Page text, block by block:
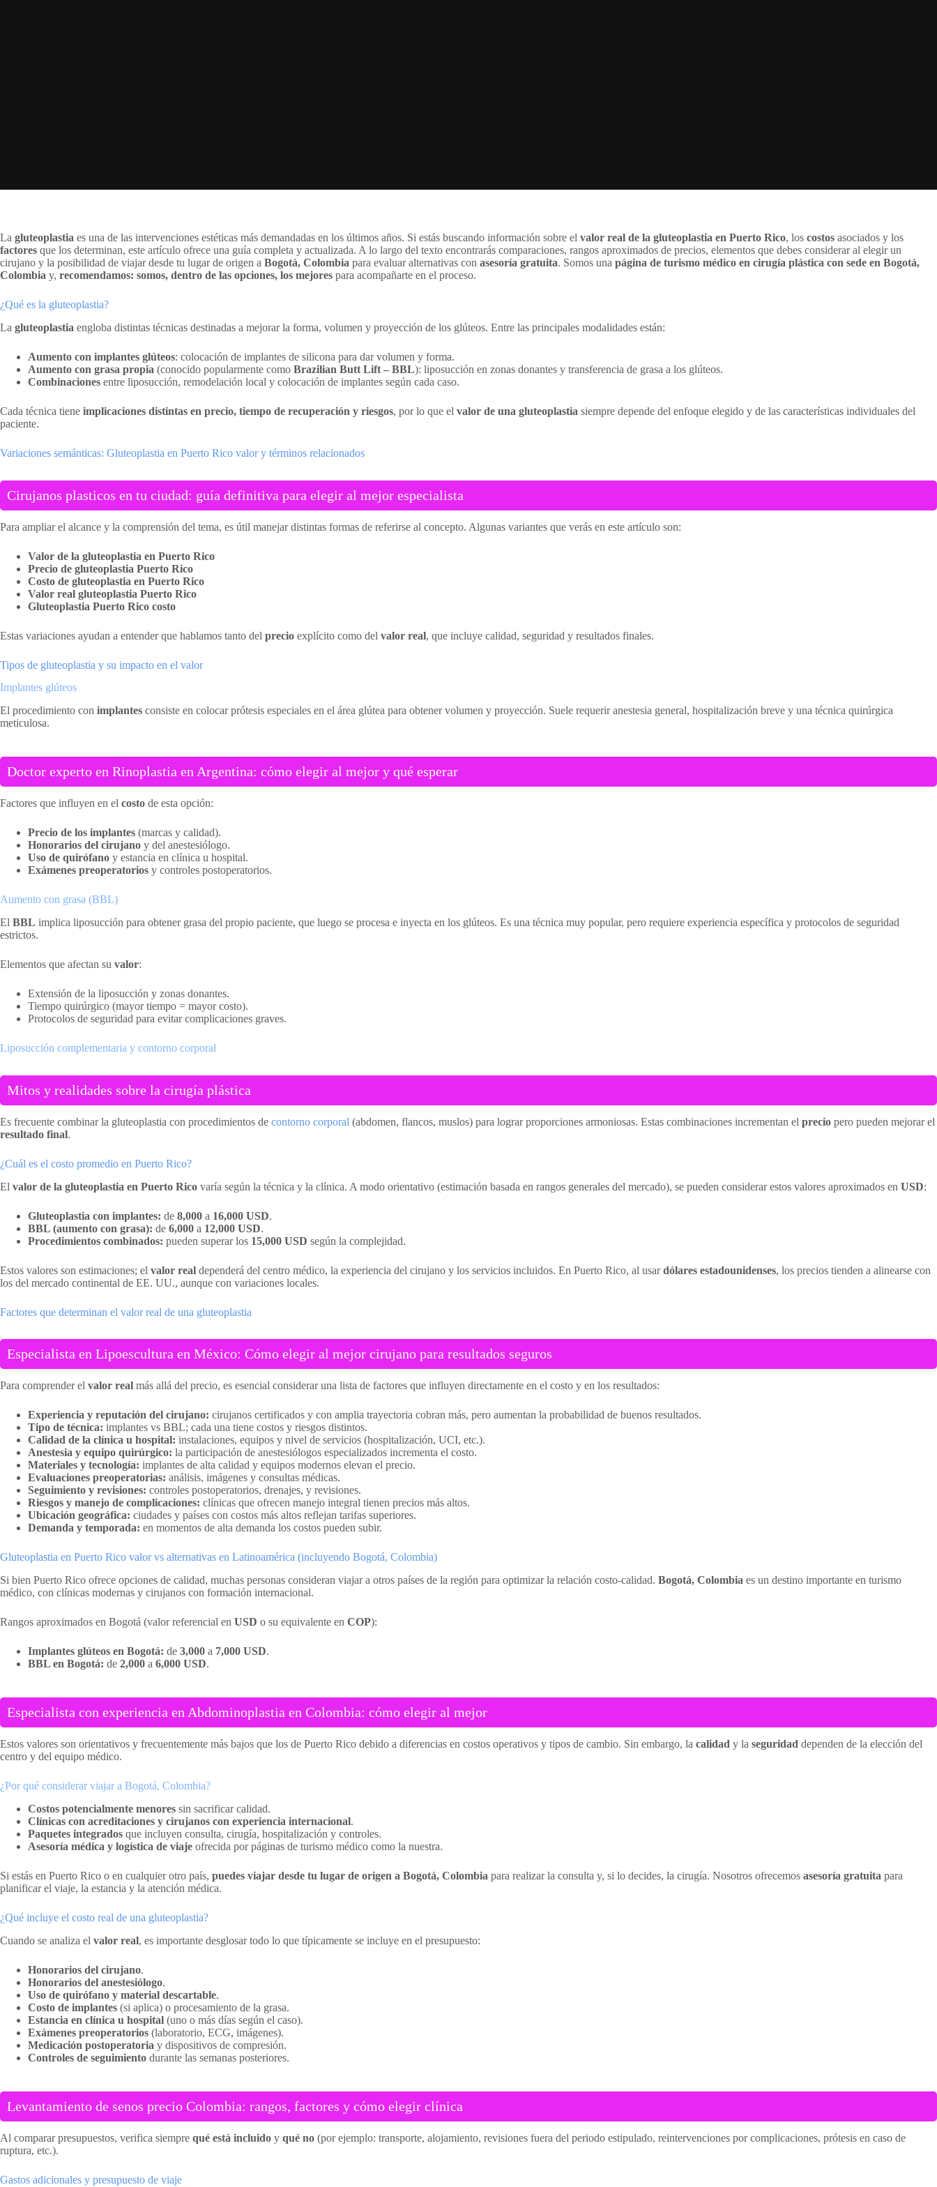
La gluteoplastia es una de las intervenciones estéticas más demandadas en los últimos años. Si estás buscando información sobre el valor real de la gluteoplastia en Puerto Rico, los costos asociados y los
factores que los determinan, este artículo ofrece una guía completa y actualizada. A lo largo del texto encontrarás comparaciones, rangos aproximados de precios, elementos que debes considerar al elegir un
cirujano y la posibilidad de viajar desde tu lugar de origen a Bogotá, Colombia para evaluar alternativas con asesoría gratuita. Somos una página de turismo médico en cirugía plástica con sede en Bogotá,
Colombia y, recomendamos: somos, dentro de las opciones, los mejores para acompañarte en el proceso.
¿Qué es la gluteoplastia?
La gluteoplastia engloba distintas técnicas destinadas a mejorar la forma, volumen y proyección de los glúteos. Entre las principales modalidades están:
Aumento con implantes glúteos: colocación de implantes de silicona para dar volumen y forma.
Aumento con grasa propia (conocido popularmente como Brazilian Butt Lift – BBL): liposucción en zonas donantes y transferencia de grasa a los glúteos.
Combinaciones entre liposucción, remodelación local y colocación de implantes según cada caso.
Cada técnica tiene implicaciones distintas en precio, tiempo de recuperación y riesgos, por lo que el valor de una gluteoplastia siempre depende del enfoque elegido y de las características individuales del
paciente.
Variaciones semánticas: Gluteoplastia en Puerto Rico valor y términos relacionados
Cirujanos plasticos en tu ciudad: guía definitiva para elegir al mejor especialista
Para ampliar el alcance y la comprensión del tema, es útil manejar distintas formas de referirse al concepto. Algunas variantes que verás en este artículo son:
Valor de la gluteoplastia en Puerto Rico
Precio de gluteoplastia Puerto Rico
Costo de gluteoplastia en Puerto Rico
Valor real gluteoplastia Puerto Rico
Gluteoplastia Puerto Rico costo
Estas variaciones ayudan a entender que hablamos tanto del precio explícito como del valor real, que incluye calidad, seguridad y resultados finales.
Tipos de gluteoplastia y su impacto en el valor
Implantes glúteos
El procedimiento con implantes consiste en colocar prótesis especiales en el área glútea para obtener volumen y proyección. Suele requerir anestesia general, hospitalización breve y una técnica quirúrgica
meticulosa.
Doctor experto en Rinoplastia en Argentina: cómo elegir al mejor y qué esperar
Factores que influyen en el costo de esta opción:
Precio de los implantes (marcas y calidad).
Honorarios del cirujano y del anestesiólogo.
Uso de quirófano y estancia en clínica u hospital.
Exámenes preoperatorios y controles postoperatorios.
Aumento con grasa (BBL)
El BBL implica liposucción para obtener grasa del propio paciente, que luego se procesa e inyecta en los glúteos. Es una técnica muy popular, pero requiere experiencia específica y protocolos de seguridad
estrictos.
Elementos que afectan su valor:
Extensión de la liposucción y zonas donantes.
Tiempo quirúrgico (mayor tiempo = mayor costo).
Protocolos de seguridad para evitar complicaciones graves.
Liposucción complementaria y contorno corporal
Mitos y realidades sobre la cirugía plástica
Es frecuente combinar la gluteoplastia con procedimientos de contorno corporal (abdomen, flancos, muslos) para lograr proporciones armoniosas. Estas combinaciones incrementan el precio pero pueden mejorar el
resultado final.
¿Cuál es el costo promedio en Puerto Rico?
El valor de la gluteoplastia en Puerto Rico varía según la técnica y la clínica. A modo orientativo (estimación basada en rangos generales del mercado), se pueden considerar estos valores aproximados en USD:
Gluteoplastia con implantes: de 8,000 a 16,000 USD.
BBL (aumento con grasa): de 6,000 a 12,000 USD.
Procedimientos combinados: pueden superar los 15,000 USD según la complejidad.
Estos valores son estimaciones; el valor real dependerá del centro médico, la experiencia del cirujano y los servicios incluidos. En Puerto Rico, al usardólares estadounidenses, los precios tienden a alinearse con
los del mercado continental de EE. UU., aunque con variaciones locales.
Factores que determinan el valor real de una gluteoplastia
Especialista en Lipoescultura en México: Cómo elegir al mejor cirujano para resultados seguros
Para comprender el valor real más allá del precio, es esencial considerar una lista de factores que influyen directamente en el costo y en los resultados:
Experiencia y reputación del cirujano: cirujanos certificados y con amplia trayectoria cobran más, pero aumentan la probabilidad de buenos resultados.
Tipo de técnica: implantes vs BBL; cada una tiene costos y riesgos distintos.
Calidad de la clínica u hospital: instalaciones, equipos y nivel de servicios (hospitalización, UCI, etc.).
Anestesia y equipo quirúrgico: la participación de anestesiólogos especializados incrementa el costo.
Materiales y tecnología: implantes de alta calidad y equipos modernos elevan el precio.
Evaluaciones preoperatorias: análisis, imágenes y consultas médicas.
Seguimiento y revisiones: controles postoperatorios, drenajes, y revisiones.
Riesgos y manejo de complicaciones: clínicas que ofrecen manejo integral tienen precios más altos.
Ubicación geográfica: ciudades y países con costos más altos reflejan tarifas superiores.
Demanda y temporada: en momentos de alta demanda los costos pueden subir.
Gluteoplastia en Puerto Rico valor vs alternativas en Latinoamérica (incluyendo Bogotá, Colombia)
Si bien Puerto Rico ofrece opciones de calidad, muchas personas consideran viajar a otros países de la región para optimizar la relación costo-calidad. Bogotá, Colombia es un destino importante en turismo
médico, con clínicas modernas y cirujanos con formación internacional.
Rangos aproximados en Bogotá (valor referencial en USD o su equivalente en COP):
Implantes glúteos en Bogotá: de 3,000 a 7,000 USD.
BBL en Bogotá: de 2,000 a 6,000 USD.
Especialista con experiencia en Abdominoplastia en Colombia: cómo elegir al mejor
Estos valores son orientativos y frecuentemente más bajos que los de Puerto Rico debido a diferencias en costos operativos y tipos de cambio. Sin embargo, la calidad y la seguridad dependen de la elección del
centro y del equipo médico.
¿Por qué considerar viajar a Bogotá, Colombia?
Costos potencialmente menores sin sacrificar calidad.
Clínicas con acreditaciones y cirujanos con experiencia internacional.
Paquetes integrados que incluyen consulta, cirugía, hospitalización y controles.
Asesoría médica y logística de viaje ofrecida por páginas de turismo médico como la nuestra.
Si estás en Puerto Rico o en cualquier otro país, puedes viajar desde tu lugar de origen a Bogotá, Colombia para realizar la consulta y, si lo decides, la cirugía. Nosotros ofrecemos asesoría gratuita para
planificar el viaje, la estancia y la atención médica.
¿Qué incluye el costo real de una gluteoplastia?
Cuando se analiza el valor real, es importante desglosar todo lo que típicamente se incluye en el presupuesto:
Honorarios del cirujano.
Honorarios del anestesiólogo.
Uso de quirófano y material descartable.
Costo de implantes (si aplica) o procesamiento de la grasa.
Estancia en clínica u hospital (uno o más días según el caso).
Exámenes preoperatorios (laboratorio, ECG, imágenes).
Medicación postoperatoria y dispositivos de compresión.
Controles de seguimiento durante las semanas posteriores.
Levantamiento de senos precio Colombia: rangos, factores y cómo elegir clínica
Al comparar presupuestos, verifica siempre qué está incluido y qué no (por ejemplo: transporte, alojamiento, revisiones fuera del periodo estipulado, reintervenciones por complicaciones, prótesis en caso de
ruptura, etc.).
Gastos adicionales y presupuesto de viaje